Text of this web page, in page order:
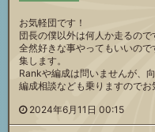
お気軽団です！
団長の僕以外は何人か走るので
全然好きな事やってもいいの
集します。
Rankや編成は問いませんが、
編成相談なども乗りますので
2024年6月11日 00:15